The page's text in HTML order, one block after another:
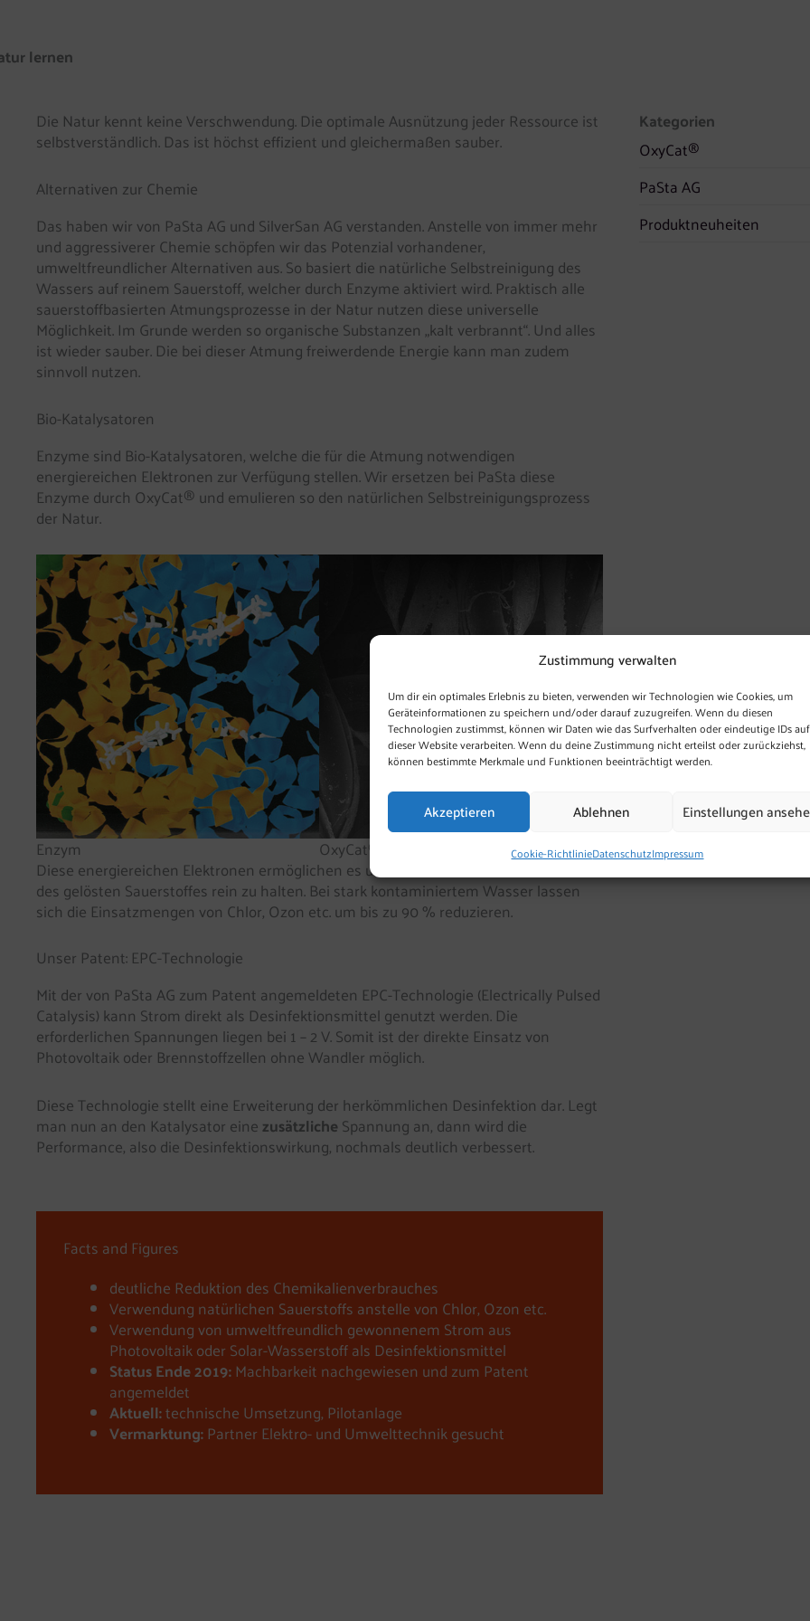
Zustimmung verwalten
Um dir ein optimales Erlebnis zu bieten, verwenden wir Technologien wie Cookies, um
Geräteinformationen zu speichern und/oder darauf zuzugreifen. Wenn du diesen
Technologien zustimmst, können wir Daten wie das Surfverhalten oder eindeutige IDs auf
dieser Website verarbeiten. Wenn du deine Zustimmung nicht erteilst oder zurückziehst,
können bestimmte Merkmale und Funktionen beeinträchtigt werden.
Akzeptieren Ablehnen Einstellungen
Cookie-RichtlinieDatenschutzImpressum
lernen
Die Natur kennt keine Verschwendung. Die optimale Ausnützung jeder Ressource ist
selbstverständlich. Das ist höchst effizient und gleichermaßen sauber.
Alternativen zur Chemie
Das haben wir von PaSta AG und SilverSan AG verstanden. Anstelle von immer mehr
und aggressiverer Chemie schöpfen wir das Potenzial vorhandener,
umweltfreundlicher Alternativen aus. So basiert die natürliche Selbstreinigung des
Wassers auf reinem Sauerstoff, welcher durch Enzyme aktiviert wird. Praktisch alle
sauerstoffbasierten Atmungsprozesse in der Natur nutzen diese universelle
Möglichkeit. Im Grunde werden so organische Substanzen „kalt verbrannt“. Und alles
ist wieder sauber. Die bei dieser Atmung freiwerdende Energie kann man zudem
sinnvoll nutzen.
Bio-Katalysatoren
Enzyme sind Bio-Katalysatoren, welche die für die Atmung notwendigen
energiereichen Elektronen zur Verfügung stellen. Wir ersetzen bei PaSta diese
Enzyme durch OxyCat® und emulieren so den natürlichen Selbstreinigungsprozess
der Natur.
Enzym OxyCat® (hier Fabric) ersetzt Enzym
Diese energiereichen Elektronen ermöglichen es uns, Trinkwasser allein mit Hilfe
des gelösten Sauerstoffes rein zu halten. Bei stark kontaminiertem Wasser lassen
sich die Einsatzmengen von Chlor, Ozon etc. um bis zu 90 % reduzieren.
Unser Patent: EPC-Technologie
Mit der von PaSta AG zum Patent angemeldeten EPC-Technologie (Electrically Pulsed
Catalysis) kann Strom direkt als Desinfektionsmittel genutzt werden. Die
erforderlichen Spannungen liegen bei 1 – 2 V. Somit ist der direkte Einsatz von
Photovoltaik oder Brennstoffzellen ohne Wandler möglich.
Diese Technologie stellt eine Erweiterung der herkömmlichen Desinfektion dar. Legt
man nun an den Katalysator eine zusätzliche Spannung an, dann wird die
Performance, also die Desinfektionswirkung, nochmals deutlich verbessert.
Facts and Figures
deutliche Reduktion des Chemikalienverbrauches
Verwendung natürlichen Sauerstoffs anstelle von Chlor, Ozon etc.
Verwendung von umweltfreundlich gewonnenem Strom aus
Photovoltaik oder Solar-Wasserstoff als Desinfektionsmittel
Status Ende 2019: Machbarkeit nachgewiesen und zum Patent
angemeldet
Aktuell:technische Umsetzung, Pilotanlage
Vermarktung: Partner Elektro- und Umwelttechnik gesucht
Kategorien
OxyCat®
PaSta AG
Produktneuheiten